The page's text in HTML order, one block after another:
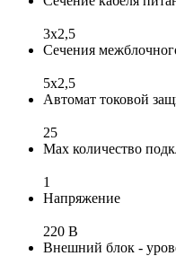
3х2,5
Сечения
5x2,5
Автомат токовой
25
Max количество
1
Напряжение
220 В
Внешний блок -